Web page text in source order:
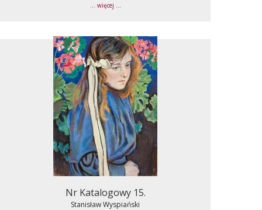
... więcej ...
Nr Katalogowy 15.
Stanisław Wyspiański